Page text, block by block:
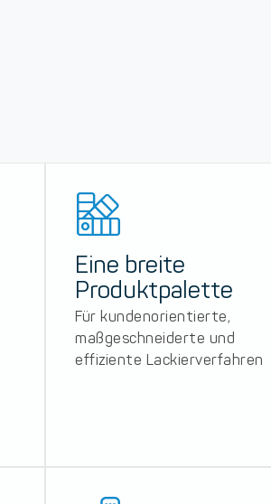
Eine breite
Produktpalette
Für kundenorientierte,
maßgeschneiderte und
effiziente Lackierverfahren